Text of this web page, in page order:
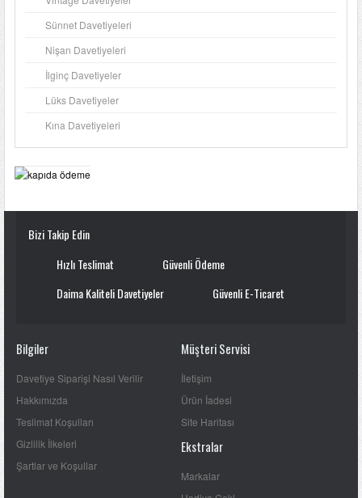
Sünnet Davetiyeleri
Nişan Davetiyeleri
İlginç Davetiyeler
Lüks Davetiyeler
Kına Davetiyeleri
Bizi Takip Edin
Hızlı Teslimat
Güvenli Ödeme
Daima Kaliteli Davetiyeler
Güvenli E-Ticaret
Bilgiler
Davetiye Siparişi Nasıl Verilir
Hakkımızda
Teslimat Koşulları
Gizlilik İlkeleri
Şartlar ve Koşullar
Müşteri Servisi
İletişim
Ürün İadesi
Site Haritası
Ekstralar
Markalar